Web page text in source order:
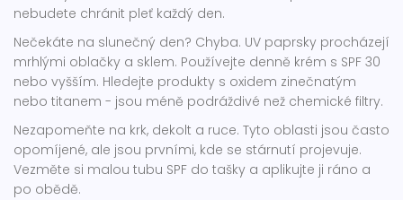
nebudete chránit pleť každý den.
Nečekáte na slunečný den? Chyba. UV paprsky procházejí
mrhlými oblačky a sklem. Používejte denně krém s SPF 30
nebo vyšším. Hledejte produkty s oxidem zinečnatým
nebo titanem - jsou méně podráždivé než chemické filtry.
Nezapomeňte na krk, dekolt a ruce. Tyto oblasti jsou často
opomíjené, ale jsou prvními, kde se stárnutí projevuje.
Vezměte si malou tubu SPF do tašky a aplikujte ji ráno a
po obědě.